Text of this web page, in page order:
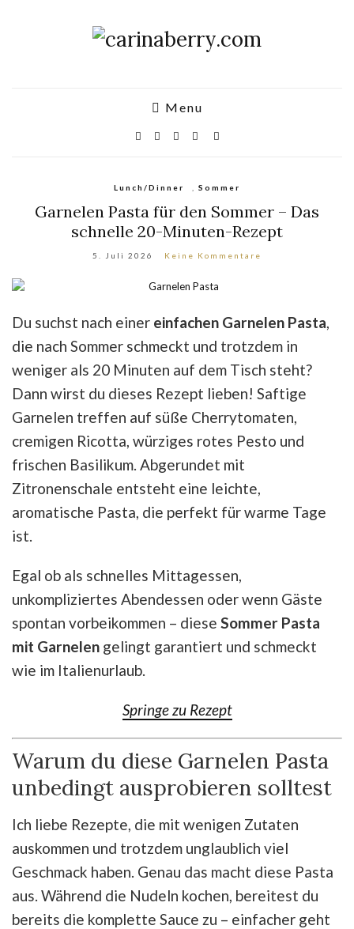
Menu
Lunch/Dinner Sommer
Garnelen Pasta für den Sommer – Das
schnelle 20-Minuten-Rezept
5. Juli 2026 Keine Kommentare
Du suchst nach einer einfachen Garnelen Pasta,
die nach Sommer schmeckt und trotzdem in
weniger als 20 Minuten auf dem Tisch steht?
Dann wirst du dieses Rezept lieben! Saftige
Garnelen treffen auf süße Cherrytomaten,
cremigen Ricotta, würziges rotes Pesto und
frischen Basilikum. Abgerundet mit
Zitronenschale entsteht eine leichte,
aromatische Pasta, die perfekt für warme Tage
ist.
Egal ob als schnelles Mittagessen,
unkompliziertes Abendessen oder wenn Gäste
spontan vorbeikommen – diese Sommer Pasta
mit Garnelen gelingt garantiert und schmeckt
wie im Italienurlaub.
Springe zu Rezept
Warum du diese Garnelen Pasta
unbedingt ausprobieren solltest
Ich liebe Rezepte, die mit wenigen Zutaten
auskommen und trotzdem unglaublich viel
Geschmack haben. Genau das macht diese Pasta
aus. Während die Nudeln kochen, bereitest du
bereits die komplette Sauce zu – einfacher geht